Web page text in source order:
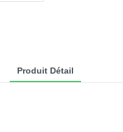
Produit Détail